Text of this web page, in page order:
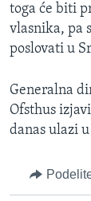
toga će biti
vlasnika, pa
poslovati u
Generalna
Ofsthus
danas ulazi